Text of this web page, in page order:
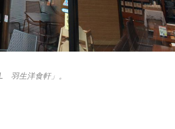
羽生洋食軒」。